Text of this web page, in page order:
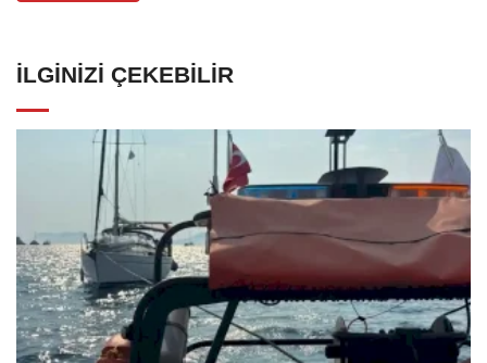
İLGINIZI ÇEKEBILIR